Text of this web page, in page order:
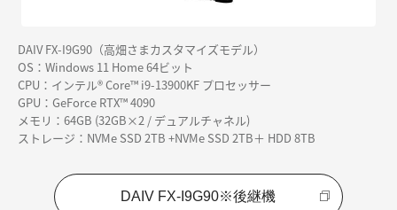
DAIV FX-I9G90（高畑さまカスタマイズモデル）
OS：Windows 11 Home 64ビット
CPU：インテル® Core™ i9-13900KF プロセッサー
GPU：GeForce RTX™ 4090
メモリ：64GB (32GB×2 / デュアルチャネル)
ストレージ：NVMe SSD 2TB +NVMe SSD 2TB＋ HDD 8TB
DAIV FX-I9G90※後継機